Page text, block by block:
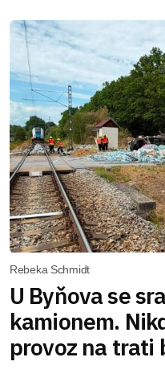
Rebeka Schmidt
U Byňova se
kamionem.
provoz na trati